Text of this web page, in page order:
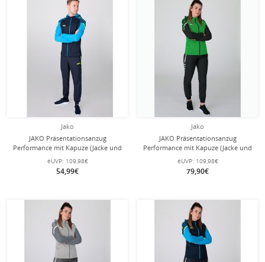
Jako
JAKO Präsentationsanzug
Performance mit Kapuze (Jacke und
Hose) marineblau/hellblau Herren
eUVP: 109,98€
54,99€
Jako
JAKO Präsentationsanzug
Performance mit Kapuze (Jacke und
Hose) grün/schwarz Damen
eUVP: 109,98€
79,90€